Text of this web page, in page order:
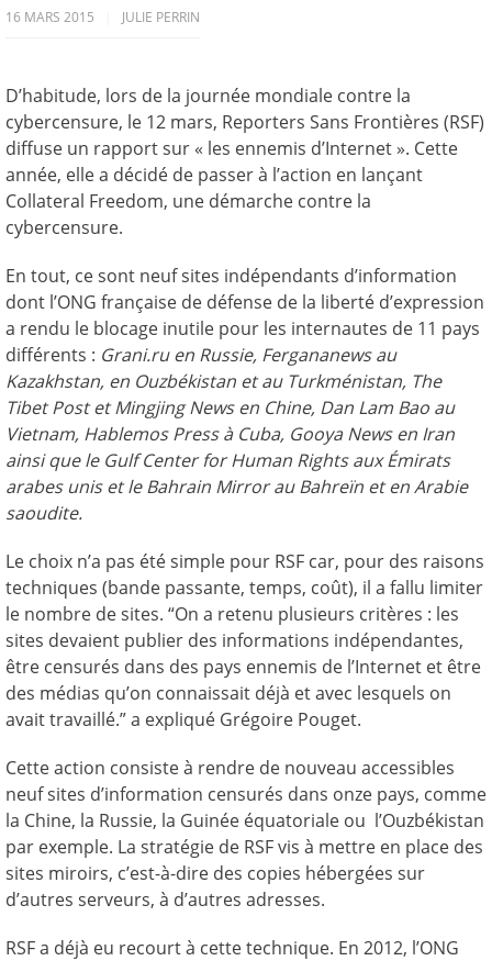
16 MARS 2015 JULIE PERRIN
D’habitude, lors de la journée mondiale contre la
cybercensure, le 12 mars, Reporters Sans Frontières (RSF)
diffuse un rapport sur « les ennemis d’Internet ». Cette
année, elle a décidé de passer à l’action en lançant
Collateral Freedom, une démarche contre la
cybercensure.
En tout, ce sont neuf sites indépendants d’information
dont l’ONG française de défense de la liberté d’expression
a rendu le blocage inutile pour les internautes de 11 pays
différents : Grani.ru en Russie, Fergananews au
Kazakhstan, en Ouzbékistan et au Turkménistan, The
Tibet Post et Mingjing News en Chine, Dan Lam Bao au
Vietnam, Hablemos Press à Cuba, Gooya News en Iran
ainsi que le Gulf Center for Human Rights aux Émirats
arabes unis et le Bahrain Mirror au Bahreïn et en Arabie
saoudite.
Le choix n’a pas été simple pour RSF car, pour des raisons
techniques (bande passante, temps, coût), il a fallu limiter
le nombre de sites. “On a retenu plusieurs critères : les
sites devaient publier des informations indépendantes,
être censurés dans des pays ennemis de l’Internet et être
des médias qu’on connaissait déjà et avec lesquels on
avait travaillé.” a expliqué Grégoire Pouget.
Cette action consiste à rendre de nouveau accessibles
neuf sites d’information censurés dans onze pays, comme
la Chine, la Russie, la Guinée équatoriale ou l’Ouzbékistan
par exemple. La stratégie de RSF vis à mettre en place des
sites miroirs, c’est-à-dire des copies hébergées sur
d’autres serveurs, à d’autres adresses.
RSF a déjà eu recourt à cette technique. En 2012, l’ONG